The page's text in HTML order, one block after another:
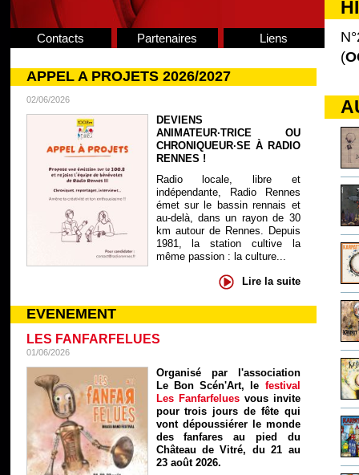
Contacts Partenaires Liens
APPEL A PROJETS 2026/2027
02/06/2026
DEVIENS
ANIMATEUR·TRICE OU
CHRONIQUEUR·SE À RADIO
RENNES !
Radio locale, libre et
indépendante, Radio Rennes
émet sur le bassin rennais et
au-delà, dans un rayon de 30
km autour de Rennes. Depuis
1981, la station cultive la
même passion : la culture...
Lire la suite
EVENEMENT
LES FANFARFELUES
01/06/2026
Organisé par l'association
Le Bon Scén'Art, le festival
Les Fanfarfelues vous invite
pour trois jours de fête qui
vont dépoussiérer le monde
des fanfares au pied du
Château de Vitré, du 21 au
23 août 2026.
(